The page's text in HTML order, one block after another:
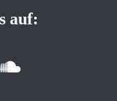
auf: